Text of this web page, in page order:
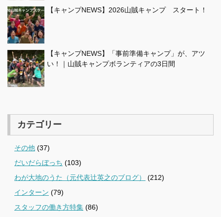
【キャンプNEWS】2026山賊キャンプ スタート！
【キャンプNEWS】「事前準備キャンプ」が、アツ
い！｜山賊キャンプボランティアの3日間
カテゴリー
その他 (37)
だいだらぼっち (103)
わが大地のうた（元代表辻英之のブログ）
(212)
インターン (79)
スタッフの働き方特集 (86)